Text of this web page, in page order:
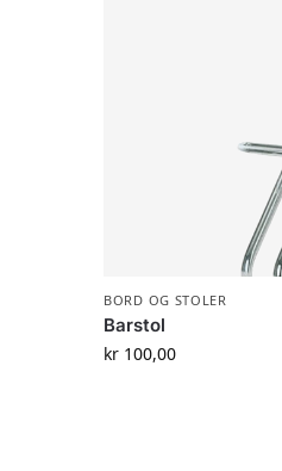
BORD OG STOLER
Barstol
kr 100,00